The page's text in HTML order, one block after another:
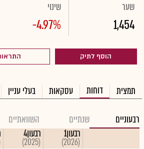
שער
1,454
שינוי
-4.97%
הוסף לתיק
תמצית דוחות עסקאות בעלי עניין
רבעוניים שנתיים השוואתיים
רבעון1
(2026)
רבעון4
(2025)